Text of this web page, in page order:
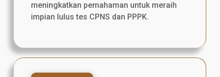
meningkatkan pemahaman untuk meraih
impian lulus tes CPNS dan PPPK.